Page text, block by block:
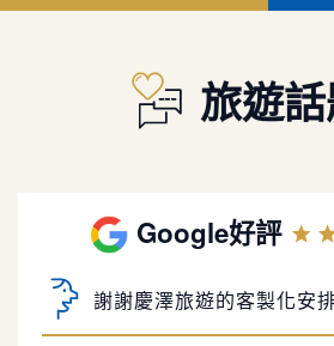
旅遊
Google好評
謝謝慶澤旅遊的客製化安